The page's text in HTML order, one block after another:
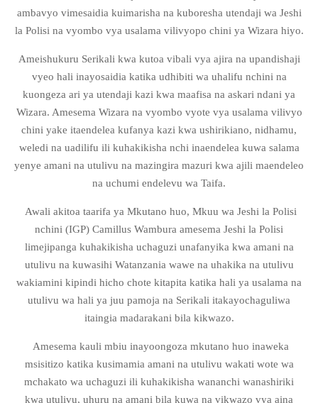
ambavyo vimesaidia kuimarisha na kuboresha utendaji wa Jeshi
la Polisi na vyombo vya usalama vilivyopo chini ya Wizara hiyo.
Ameishukuru Serikali kwa kutoa vibali vya ajira na upandishaji
vyeo hali inayosaidia katika udhibiti wa uhalifu nchini na
kuongeza ari ya utendaji kazi kwa maafisa na askari ndani ya
Wizara. Amesema Wizara na vyombo vyote vya usalama vilivyo
chini yake itaendelea kufanya kazi kwa ushirikiano, nidhamu,
weledi na uadilifu ili kuhakikisha nchi inaendelea kuwa salama
yenye amani na utulivu na mazingira mazuri kwa ajili maendeleo
na uchumi endelevu wa Taifa.
Awali akitoa taarifa ya Mkutano huo, Mkuu wa Jeshi la Polisi
nchini (IGP) Camillus Wambura amesema Jeshi la Polisi
limejipanga kuhakikisha uchaguzi unafanyika kwa amani na
utulivu na kuwasihi Watanzania wawe na uhakika na utulivu
wakiamini kipindi hicho chote kitapita katika hali ya usalama na
utulivu wa hali ya juu pamoja na Serikali itakayochaguliwa
itaingia madarakani bila kikwazo.
Amesema kauli mbiu inayoongoza mkutano huo inaweka
msisitizo katika kusimamia amani na utulivu wakati wote wa
mchakato wa uchaguzi ili kuhakikisha wananchi wanashiriki
kwa utulivu, uhuru na amani bila kuwa na vikwazo vya aina